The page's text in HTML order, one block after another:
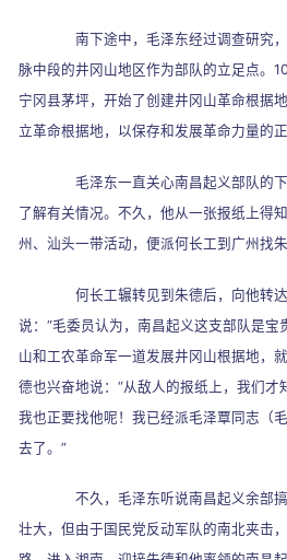
南下途中，毛泽东经过调查研究，
脉中段的井冈山地区作为部队的立足点。
宁冈县茅坪，开始了创建井冈山革命根据
立革命根据地，以保存和发展革命力量的正
毛泽东一直关心南昌起义部队的下
了解有关情况。不久，他从一张报纸上得
州、汕头一带活动，便派何长工到广州找朱
何长工辗转见到朱德后，向他转达
说： “毛委员认为，南昌起义这支部队是宝
山和工农革命军一道发展井冈山根据地，
德也兴奋地说： “从敌人的报纸上，我们才
我也正要找他呢！我已经派毛泽覃同志（
去了。 ”
不久，毛泽东听说南昌起义余部搞
壮大，但由于国民党反动军队的南北夹击